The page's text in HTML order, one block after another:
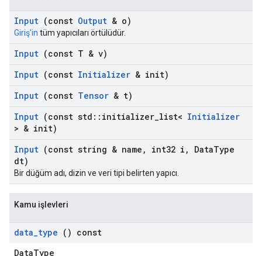
Input (const Output & o)
Giriş'in tüm yapıcıları örtülüdür.
Input (const T & v)
Input (const Initializer & init)
Input (const Tensor & t)
Input (const std :: initializer list< Initializer
> & init)
Input (const string & name , int32 i , DataType
dt)
Bir düğüm adı, dizin ve veri tipi belirten yapıcı.
Kamu işlevleri
data_type () const
DataType